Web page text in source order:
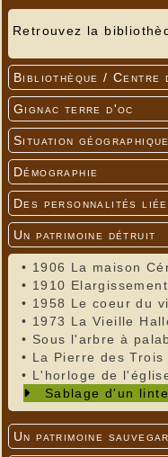
Retrouvez la
Bibliothèque / Centre
Gignac terre d'oc
Situation
Démographie
Des personnalités
Un patrimoine détruit
• 1906 La maison
• 1910
• 1958 Le coeur du
• 1973 La Vieille
• Sous l'arbre à
• La Pierre des Trois
• L'horloge de
Sablage d'un
Un patrimoine